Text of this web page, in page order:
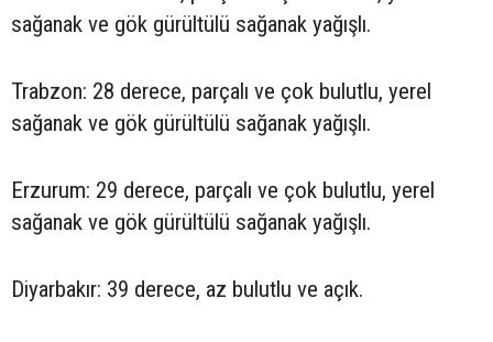
sağanak ve gök gürültülü sağanak yağışlı.
Trabzon: 28 derece, parçalı ve çok bulutlu, yerel
sağanak ve gök gürültülü sağanak yağışlı.
Erzurum: 29 derece, parçalı ve çok bulutlu, yerel
sağanak ve gök gürültülü sağanak yağışlı.
Diyarbakır: 39 derece, az bulutlu ve açık.